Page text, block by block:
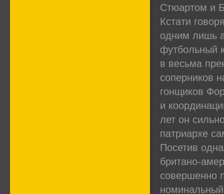
Стюартом и
Кстати
одним лишь
футбольный
в весьма
соперников
гонщиков
и
лет он
патриархе
Посетив
британо-
совершенно